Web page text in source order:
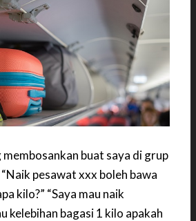
buat saya di grup
pesawat xxx boleh bawa
kilo?” “Saya mau naik
kelebihan bagasi 1 kilo apakah